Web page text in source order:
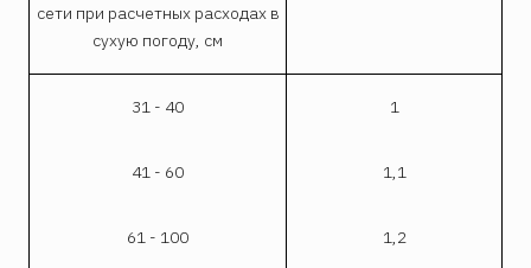
сети при расчетных расходах в
сухую погоду, см
31 - 40 1
41 - 60 1,1
61 - 100 1,2